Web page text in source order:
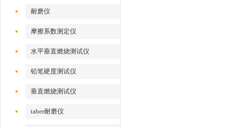
耐磨仪
摩擦系数测定仪
水平垂直燃烧测试仪
铅笔硬度测试仪
垂直燃烧测试仪
taber耐磨仪